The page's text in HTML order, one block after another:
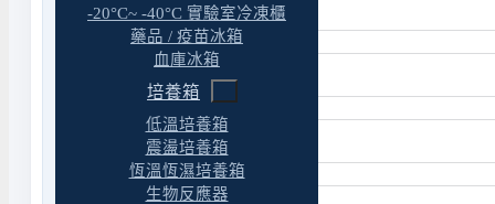
-20°C~ -40°C 實驗室冷凍櫃
藥品 / 疫苗冰箱
血庫冰箱
培養箱
低溫培養箱
震盪培養箱
恆溫恆濕培養箱
生物反應器